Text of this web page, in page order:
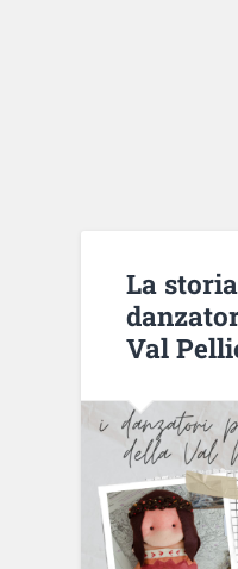
La
Val